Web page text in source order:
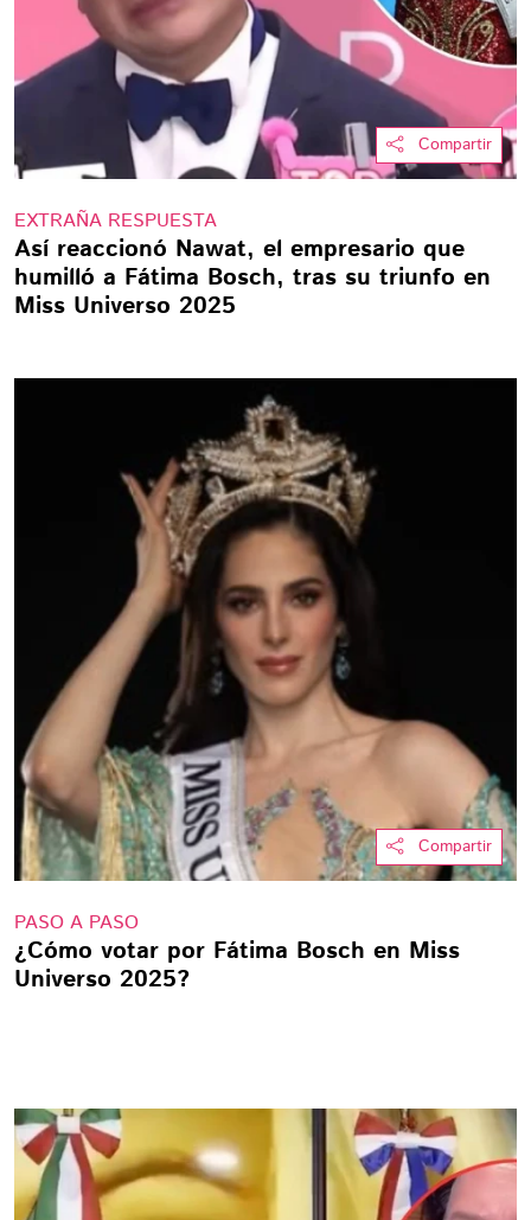
Compartir
EXTRAÑA RESPUESTA
Así reaccionó Nawat, el empresario que
humilló a Fátima Bosch, tras su triunfo en
Miss Universo 2025
Compartir
PASO A PASO
¿Cómo votar por Fátima Bosch en Miss
Universo 2025?